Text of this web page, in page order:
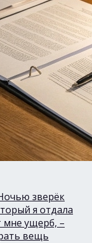
зверёк
я отдала
мне ущерб, –
вещь